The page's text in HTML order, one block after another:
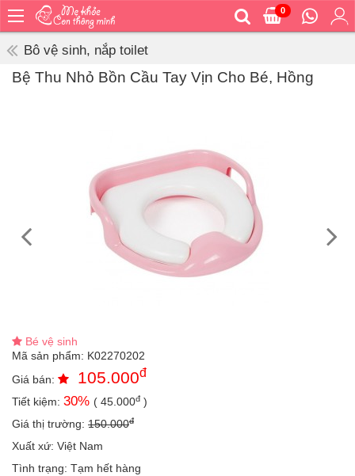
0
Bé
ăn
khỏe
&
toàn
Bé
tắm
Bé
chơi
Bô vệ sinh, nắp toilet
Bệ Thu Nhỏ Bồn Cầu Tay Vịn Cho Bé, Hồng
Bé vệ sinh
Mã sản phẩm: K02270202
Giá bán:
105.000đ
Tiết kiệm: 30% ( 45.000đ )
Giá thị trường: 150.000đ
Xuất xứ: Việt Nam
Tình trạng: Tạm hết hàng